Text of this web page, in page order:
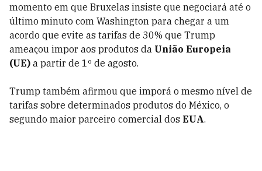
momento em que Bruxelas insiste que negociará até o
último minuto com Washington para chegar a um
acordo que evite as tarifas de 30% que Trump
ameaçou impor aos produtos da União Europeia
(UE) a partir de 1º de agosto.
Trump também afirmou que imporá o mesmo nível de
tarifas sobre determinados produtos do México, o
segundo maior parceiro comercial dos EUA.